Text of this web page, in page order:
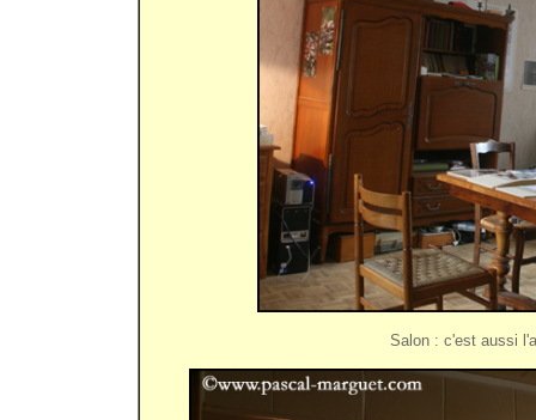
Salon : c'est aussi